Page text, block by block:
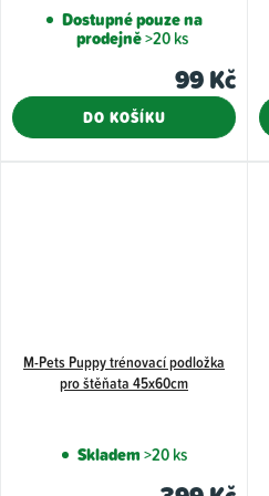
Dostupné pouze na
prodejně>20 ks
99 Kč
DO KOŠÍKU
M-Pets Puppy trénovací podložka
pro štěňata 45x60cm
Skladem>20 ks